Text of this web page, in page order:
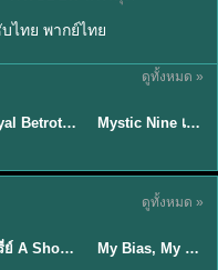
ไทย พากย์ไทย
ดูทั้งหมด »
9 Royal Betrothal (2026) สัญญาวิวาห์แห่งราชวงศ์ พากย์ไทย ซับไทย EP1-32 ★9
พากย์ไทย/ซับ
Mystic Nine เก้าสกุล (2026) พากย์ไทย ซับไทย EP.1-30
ดูทั้งหมด »
8 EP.16ดูซีรี่ย์ A Shop for Killers 2 ร้านลับนักฆ่า ซีซัน 2 (2026) ซับไทย-พากย์ไทย
ซับไทย
My Bias, My Boss เมื่อเมนฉันเป็นประธานบริษัท (2026) พากย์ไทย ซับไทย EP.1-12